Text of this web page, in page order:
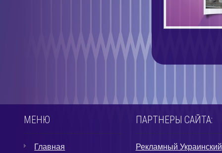
МЕНЮ
Главная
ПАРТНЕРЫ САЙТА:
Рекламный Украинский